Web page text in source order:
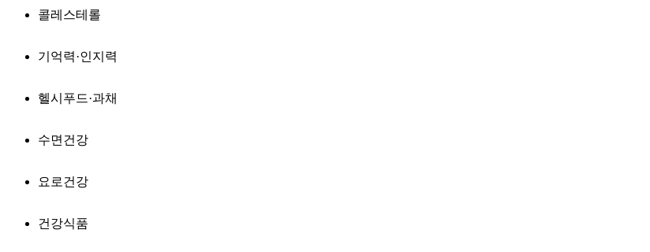
콜레스테롤
기억력·인지력
헬시푸드·과채
수면건강
요로건강
건강식품